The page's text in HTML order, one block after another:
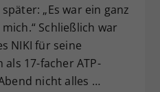
„Es war ein ganz
Schließlich war
NIKI für seine
17-facher ATP-
nicht alles …